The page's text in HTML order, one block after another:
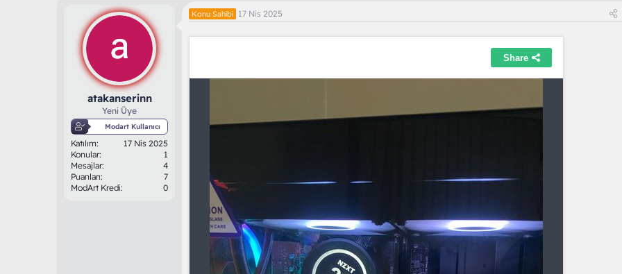
atakanserinn
Yeni Üye
Modart Kullanıcı
Katılım
17 Nis 2025
Konular
1
Mesajlar
4
Puanları
7
ModArt Kredi
0
Konu Sahibi 17 Nis 2025